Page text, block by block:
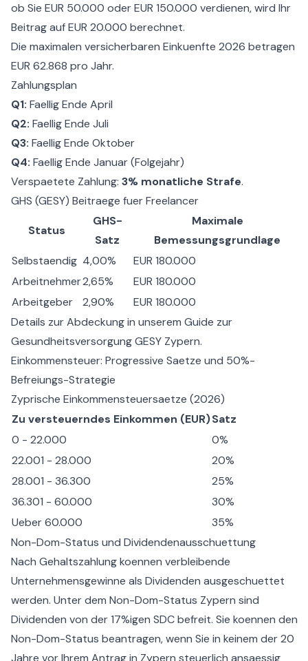
ob Sie EUR 50.000 oder EUR 150.000 verdienen, wird Ihr
Beitrag auf EUR 20.000 berechnet.
Die maximalen versicherbaren Einkuenfte 2026 betragen
EUR 62.868 pro Jahr.
Zahlungsplan
Q1: Faellig Ende April
Q2: Faellig Ende Juli
Q3: Faellig Ende Oktober
Q4: Faellig Ende Januar (Folgejahr)
Verspaetete Zahlung: 3% monatliche Strafe.
GHS (GESY) Beitraege fuer Freelancer
Status
GHS-
Satz
Maximale
Bemessungsgrundlage
Selbstaendig 4,00%
EUR 180.000
Arbeitnehmer2,65%
EUR 180.000
Arbeitgeber
2,90%
EUR 180.000
Details zur Abdeckung in unserem Guide zur
Gesundheitsversorgung GESY Zypern.
Einkommensteuer: Progressive Saetze und 50%-
Befreiungs-Strategie
Zyprische Einkommensteuersaetze (2026)
Zu versteuerndes Einkommen (EUR)Satz
0 - 22.000
0%
22.001 - 28.000
20%
28.001 - 36.300
25%
36.301 - 60.000
30%
Ueber 60.000
35%
Non-Dom-Status und Dividendenausschuettung
Nach Gehaltszahlung koennen verbleibende
Unternehmensgewinne als Dividenden ausgeschuettet
werden. Unter dem Non-Dom-Status Zypern sind
Dividenden von der 17%igen SDC befreit. Sie koennen den
Non-Dom-Status beantragen, wenn Sie in keinem der 20
Jahre vor Ihrem Antrag in Zypern steuerlich ansaessig